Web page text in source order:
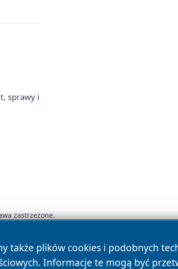
sprawy i
także plików cookies i podobnych
Informacje te mogą być
zastrzeżone.
Cookies